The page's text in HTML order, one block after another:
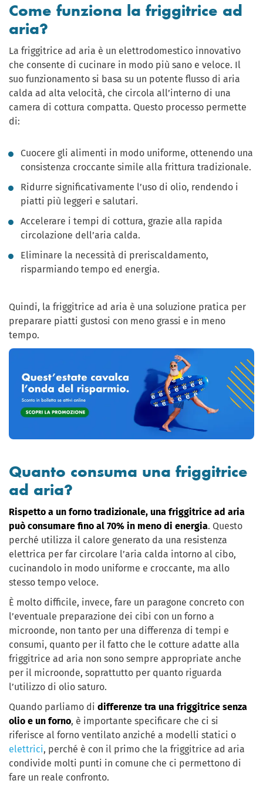
Come funziona la friggitrice ad
aria?
La friggitrice ad aria è un elettrodomestico innovativo
che consente di cucinare in modo più sano e veloce. Il
suo funzionamento si basa su un potente flusso di aria
calda ad alta velocità, che circola all’interno di una
camera di cottura compatta. Questo processo permette
di:
Cuocere gli alimenti in modo uniforme, ottenendo una
consistenza croccante simile alla frittura tradizionale.
Ridurre significativamente l’uso di olio, rendendo i
piatti più leggeri e salutari.
Accelerare i tempi di cottura, grazie alla rapida
circolazione dell’aria calda.
Eliminare la necessità di preriscaldamento,
risparmiando tempo ed energia.
Quindi, la friggitrice ad aria è una soluzione pratica per
preparare piatti gustosi con meno grassi e in meno
tempo.
Quanto consuma una friggitrice
ad aria?
Rispetto a un forno tradizionale, una friggitrice ad aria
può consumare fino al 70% in meno di energia. Questo
perché utilizza il calore generato da una resistenza
elettrica per far circolare l’aria calda intorno al cibo,
cucinandolo in modo uniforme e croccante, ma allo
stesso tempo veloce.
È molto difficile, invece, fare un paragone concreto con
l’eventuale preparazione dei cibi con un forno a
microonde, non tanto per una differenza di tempi e
consumi, quanto per il fatto che le cotture adatte alla
friggitrice ad aria non sono sempre appropriate anche
per il microonde, soprattutto per quanto riguarda
l’utilizzo di olio saturo.
Quando parliamo di differenze tra una friggitrice senza
olio e un forno, è importante specificare che ci si
riferisce al forno ventilato anziché a modelli statici o
elettrici, perché è con il primo che la friggitrice ad aria
condivide molti punti in comune che ci permettono di
fare un reale confronto.